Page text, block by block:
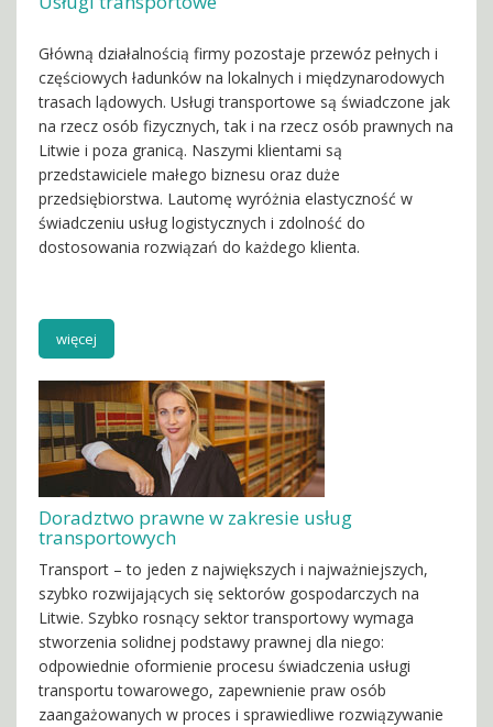
Główną działalnością firmy pozostaje przewóz pełnych i
częściowych ładunków na lokalnych i międzynarodowych
trasach lądowych. Usługi transportowe są świadczone jak
na rzecz osób fizycznych, tak i na rzecz osób prawnych na
Litwie i poza granicą. Naszymi klientami są
przedstawiciele małego biznesu oraz duże
przedsiębiorstwa. Lautomę wyróżnia elastyczność w
świadczeniu usług logistycznych i zdolność do
dostosowania rozwiązań do każdego klienta.
więcej
Doradztwo prawne w zakresie usług
transportowych
Transport – to jeden z największych i najważniejszych,
szybko rozwijających się sektorów gospodarczych na
Litwie. Szybko rosnący sektor transportowy wymaga
stworzenia solidnej podstawy prawnej dla niego:
odpowiednie oformienie procesu świadczenia usługi
transportu towarowego, zapewnienie praw osób
zaangażowanych w proces i sprawiedliwe rozwiązywanie